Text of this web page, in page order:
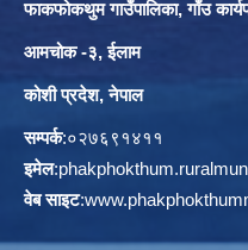
फाकफोकथुम गाउँपालिका, गाँउ
आमचोक -३, ईलाम
कोशी प्रदेश, नेपाल
सम्पर्क:०२७६९१४११
इमेल:
वेब साइट: